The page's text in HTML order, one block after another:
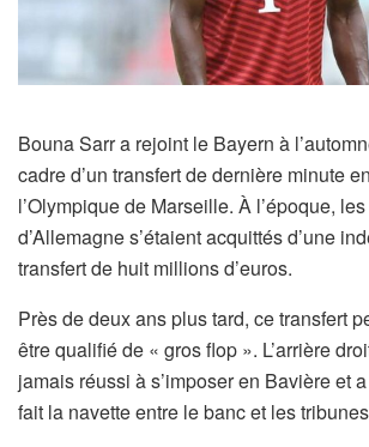
Bouna Sarr a rejoint le Bayern à
cadre d’un transfert de dernière minute
l’Olympique de Marseille. À l’époque,
d’Allemagne s’étaient acquittés d’une
transfert de huit millions d’euros.
Près de deux ans plus tard, ce transfert
être qualifié de « gros flop ». L’arrière
jamais réussi à s’imposer en Bavière et
fait la navette entre le banc et les